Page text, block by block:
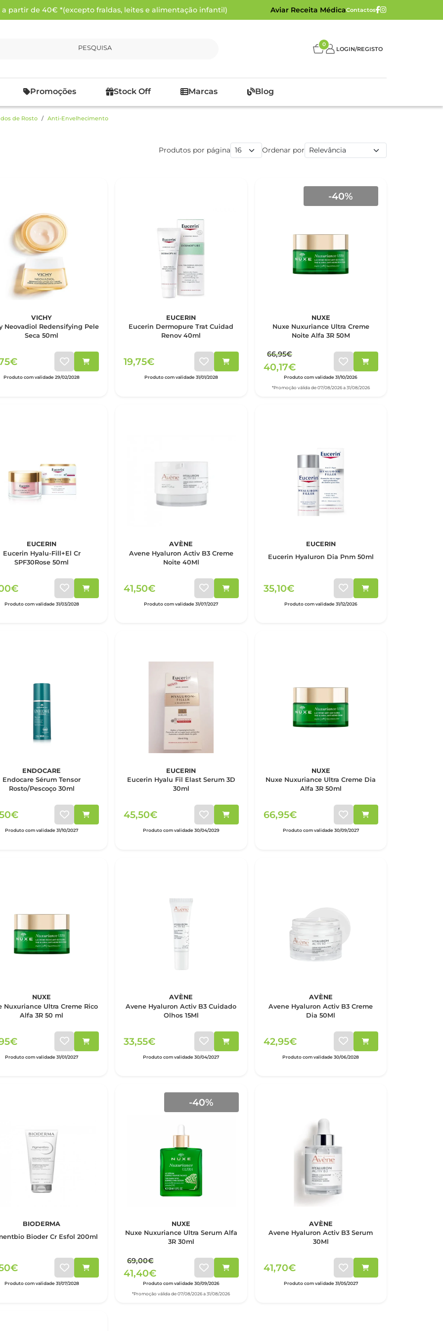
partir de 40€ *(excepto fraldas, leites e alimentação infantil) Aviar Receita MédicaContactos
PESQUISA 0
LOGIN/REGISTO
Promoções Stock Off Marcas Blog
de Rosto Anti-Envelhecimento
Produtos por página Ordenar por
VICHY
Neovadiol Redensifying Pele
Seca 50ml
Produto com validade 29/02/2028
EUCERIN
Eucerin Dermopure Trat Cuidad
Renov 40ml
19,75€
Produto com validade 31/01/2028
-40%
*Promoção válida de 07/08/2026 a 31/08/2026
NUXE
Nuxe Nuxuriance Ultra Creme
Noite Alfa 3R 50M
66,95€
40,17€
Produto com validade 31/10/2026
EUCERIN
Eucerin Hyalu-Fill+El Cr
SPF30Rose 50ml
Produto com validade 31/03/2028
AVÈNE
Avene Hyaluron Activ B3 Creme
Noite 40Ml
41,50€
Produto com validade 31/07/2027
EUCERIN
Eucerin Hyaluron Dia Pnm 50ml
35,10€
Produto com validade 31/12/2026
ENDOCARE
Endocare Sérum Tensor
Rosto/Pescoço 30ml
Produto com validade 31/10/2027
EUCERIN
Eucerin Hyalu Fil Elast Serum 3D
30ml
45,50€
Produto com validade 30/04/2029
NUXE
Nuxe Nuxuriance Ultra Creme Dia
Alfa 3R 50ml
66,95€
Produto com validade 30/09/2027
NUXE
Nuxuriance Ultra Creme Rico
Alfa 3R 50 ml
Produto com validade 31/01/2027
AVÈNE
Avene Hyaluron Activ B3 Cuidado
Olhos 15Ml
33,55€
Produto com validade 30/04/2027
AVÈNE
Avene Hyaluron Activ B3 Creme
Dia 50Ml
42,95€
Produto com validade 30/06/2028
BIODERMA
Bioder Cr Esfol 200ml
Produto com validade 31/07/2028
-40%
*Promoção válida de 07/08/2026 a 31/08/2026
NUXE
Nuxe Nuxuriance Ultra Serum Alfa
3R 30ml
69,00€
41,40€
Produto com validade 30/09/2026
AVÈNE
Avene Hyaluron Activ B3 Serum
30Ml
41,70€
Produto com validade 31/05/2027